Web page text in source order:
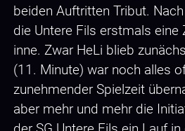
beiden Auftritten Tribut.
die Untere Fils erstmals eine
inne. Zwar HeLi blieb
(11. Minute) war noch alles
zunehmender Spielzeit
aber mehr und mehr die